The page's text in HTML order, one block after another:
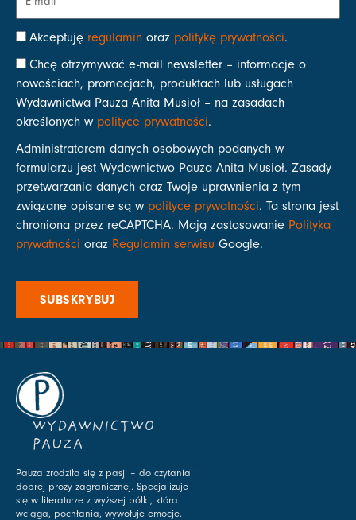
Akceptuję regulamin oraz politykę prywatności.
Chcę otrzymywać e-mail newsletter – informacje o
nowościach, promocjach, produktach lub usługach
Wydawnictwa Pauza Anita Musioł – na zasadach
określonych w polityce prywatności.
Administratorem danych osobowych podanych w
formularzu jest Wydawnictwo Pauza Anita Musioł. Zasady
przetwarzania danych oraz Twoje uprawnienia z tym
związane opisane są w polityce prywatności. Ta strona jest
chroniona przez reCAPTCHA. Mają zastosowanie Polityka
prywatności oraz Regulamin serwisu Google.
SUBSKRYBUJ
WYDAWNICTWO
PAUZA
Pauza zrodziła się z pasji – do czytania i
dobrej prozy zagranicznej. Specjalizuje
się w literaturze z wyższej półki, która
wciąga, pochłania, wywołuje emocje.